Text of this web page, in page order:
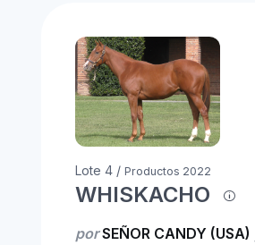
Lote 4 / Productos 2022
WHISKACHO
porSEÑOR CANDY (USA)